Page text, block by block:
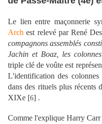
Le lien entre maçonnerie
Arch est relevé par René
compagnons assemblés
Jachin et Boaz, les
triple clé de voûte est
L'identification des
dans des rituels plus
XIXe [6] .
Comme l'explique Harry Carr